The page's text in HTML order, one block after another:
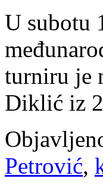
U subotu
turniru je
Diklić iz
Petrović,